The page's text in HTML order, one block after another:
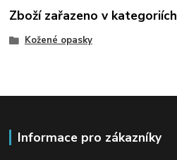
Zboží zařazeno v kategoriích
Kožené opasky
Informace pro zákazníky